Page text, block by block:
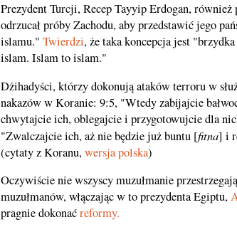
Prezydent Turcji, Recep Tayyip Erdogan,
odrzucał próby Zachodu, aby przedstawić jego
islamu." Twierdzi, że taka koncepcja jest
islam. Islam to islam."
Dżihadyści, którzy dokonują ataków terroru w
nakazów w Koranie: 9:5, "Wtedy zabijajcie
chwytajcie ich, oblegajcie i przygotowujcie dla
"Zwalczajcie ich, aż nie będzie już buntu [fitna] i
(cytaty z Koranu,wersja polska)
Oczywiście nie wszyscy muzułmanie
muzułmanów, włączając w to prezydenta Egiptu,
pragnie dokonaćreformy.